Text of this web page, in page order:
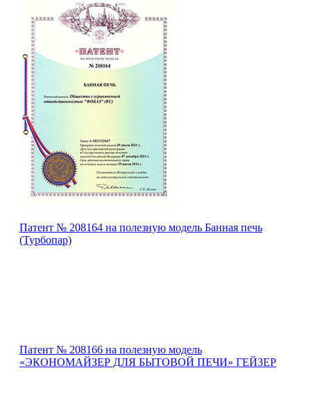
Патент № 208164 на полезную модель Банная печь
(Турбопар)
Патент № 208166 на полезную модель
«ЭКОНОМАЙЗЕР ДЛЯ БЫТОВОЙ ПЕЧИ» ГЕЙЗЕР